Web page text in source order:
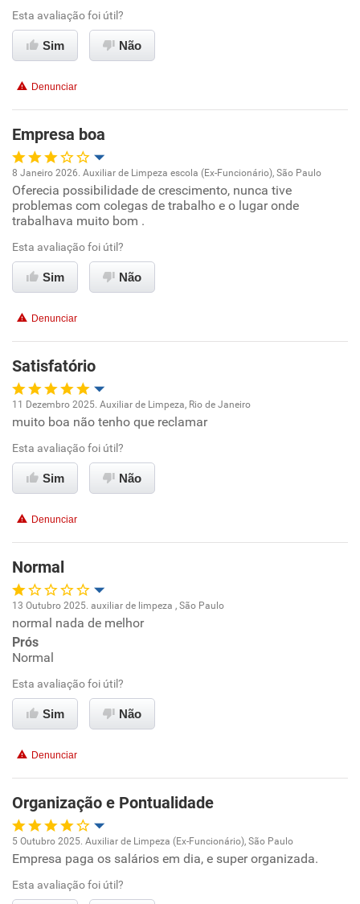
Ambiente de trabalho
Benefícios
Recomenda esta empresa
Recomenda a diretoria
Esta avaliação foi útil?
Sim Não
Denunciar
Empresa boa
Oportunidade de promoção
Conciliação com a vida familiar
8 Janeiro 2026. Auxiliar de Limpeza escola (Ex-Funcionário), São Paulo
Oferecia possibilidade de crescimento, nunca tive
problemas com colegas de trabalho e o lugar onde
trabalhava muito bom .
Esta avaliação foi útil?
Sim Não
Denunciar
Satisfatório
Oportunidade de promoção
Ambiente de trabalho
Benefícios
Recomenda esta empresa
Recomenda a diretoria
11 Dezembro 2025. Auxiliar de Limpeza, Rio de Janeiro
muito boa não tenho que reclamar
Esta avaliação foi útil?
Sim Não
Denunciar
Normal
Oportunidade de promoção
Ambiente de trabalho
Conciliação com a vida familiar
Não recomenda a diretoria
13 Outubro 2025. auxiliar de limpeza , São Paulo
normal nada de melhor
Prós
Normal
Esta avaliação foi útil?
Sim Não
Denunciar
Organização e Pontualidade
Oportunidade de promoção
Ambiente de trabalho
5 Outubro 2025. Auxiliar de Limpeza (Ex-Funcionário), São Paulo
Empresa paga os salários em dia, e super organizada.
Esta avaliação foi útil?